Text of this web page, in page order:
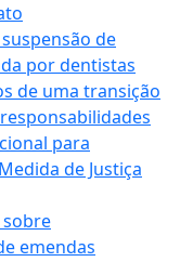
de
por dentistas
de uma transição
para
de Justiça
emendas